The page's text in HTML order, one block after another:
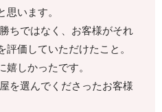
思います。
ちではなく、お客様がそれ
価していただけたこと。
嬉しかったです。
を選んでくださったお客様